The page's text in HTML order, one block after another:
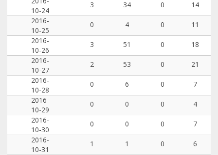
10-24
3 34 0
14
2016-
10-25
0 4 0
11
2016-
10-26
3 51 0
18
2016-
10-27
2 53 0
21
2016-
10-28
0 6 0
7
2016-
10-29
0 0 0
4
2016-
10-30
0 0 0
7
2016-
10-31
1 1 0 6